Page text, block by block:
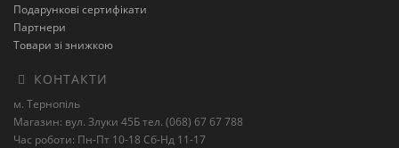
Подарункові сертифікати
Партнери
Товари зі знижкою
КОНТАКТИ
м. Тернопіль
Магазин: вул. Злуки 45Б тел. (068) 67 67 788
Час роботи: Пн-Пт 10-18 Сб-Нд 11-17